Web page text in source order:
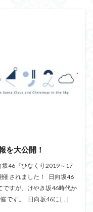
を大公開！
46『ひなくり2019～17
催されました！ 日向坂46
ですが、けやき坂46時代か
です。 日向坂46に […]